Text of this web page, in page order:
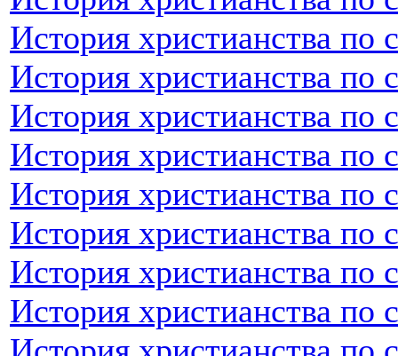
История христианства по
История христианства по
История христианства
История христианства по
История христианства по
История христианства по
История христианства по
История христианства